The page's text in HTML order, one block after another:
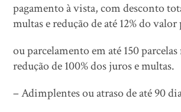
pagamento à vista, com desconto
multas e redução de até 12% do
ou parcelamento em até 150
redução de 100% dos juros e multas.
– Adimplentes ou atraso de até 90